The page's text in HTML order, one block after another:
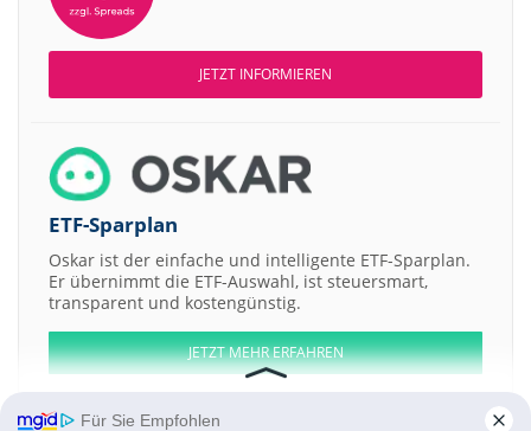
JETZT INFORMIEREN
ETF-Sparplan
Oskar ist der einfache und intelligente ETF-Sparplan.
Er übernimmt die ETF-Auswahl, ist steuersmart,
transparent und kostengünstig.
JETZT MEHR ERFAHREN
Für Sie Empfohlen